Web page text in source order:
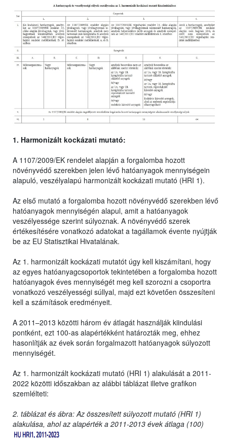
1. Harmonizált kockázati mutató:
A 1107/2009/EK rendelet alapján a forgalomba hozott
növényvédő szerekben jelen lévő hatóanyagok mennyiségein
alapuló, veszélyalapú harmonizált kockázati mutató (HRI 1).
Az első mutató a forgalomba hozott növényvédő szerekben lévő
hatóanyagok mennyiségén alapul, amit a hatóanyagok
veszélyessége szerint súlyoznak. A növényvédő szerek
értékesítésére vonatkozó adatokat a tagállamok évente nyújtják
be az EU Statisztikai Hivatalának.
Az 1. harmonizált kockázati mutatót úgy kell kiszámítani, hogy
az egyes hatóanyagcsoportok tekintetében a forgalomba hozott
hatóanyagok éves mennyiségét meg kell szorozni a csoportra
vonatkozó veszélyességi súllyal, majd ezt követően összesíteni
kell a számítások eredményeit.
A 2011–2013 közötti három év átlagát használják kiindulási
pontként, ezt 100-as alapértékként határozták meg, ehhez
hasonlítják az évek során forgalmazott hatóanyagok súlyozott
mennyiségét.
Az 1. harmonizált kockázati mutató (HRI 1) alakulását a 2011-
2022 közötti időszakban az alábbi táblázat illetve grafikon
szemlélteti:
2. táblázat és ábra: Az összesített súlyozott mutató (HRI 1)
alakulása, ahol az alapérték a 2011-2013 évek átlaga (100)